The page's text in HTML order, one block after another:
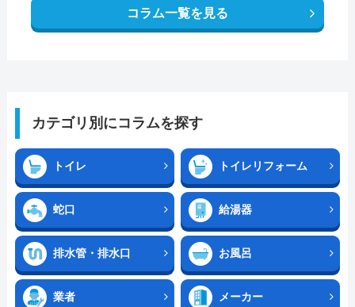
コラム一覧を見る
カテゴリ別にコラムを探す
トイレ トイレリフォーム
蛇口 給湯器
排水管・排水口 お風呂
業者 メーカー